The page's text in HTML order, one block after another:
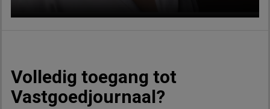
Volledig toegang tot
Vastgoedjournaal?